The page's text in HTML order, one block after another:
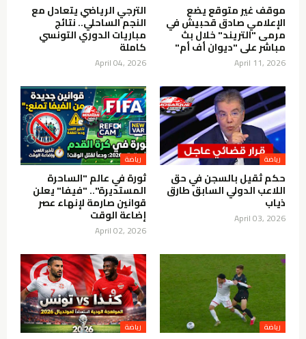
موقف غير متوقع يضع
الإعلامي صادق قحبيش في
مرمى "التريند" خلال بث
مباشر على "ديوان أف أم"
April 11, 2026
الترجي الرياضي يتعادل مع
النجم الساحلي.. نتائج
مباريات الدوري التونسي
كاملة
April 04, 2026
حكم ثقيل بالسجن في حق
اللاعب الدولي السابق طارق
ذياب
April 03, 2026
ثورة في عالم "الساحرة
المستديرة".. "فيفا" يعلن
قوانين صارمة لإنهاء عصر
إضاعة الوقت
April 02, 2026